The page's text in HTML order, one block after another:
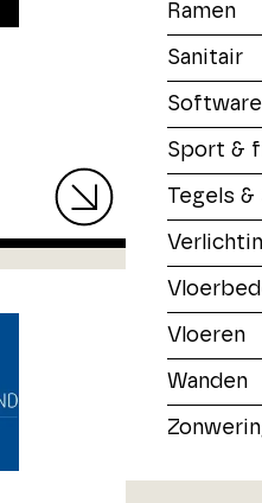
Ramen
Sanitair
Software
Sport &
Tegels &
Vloeren
Wanden